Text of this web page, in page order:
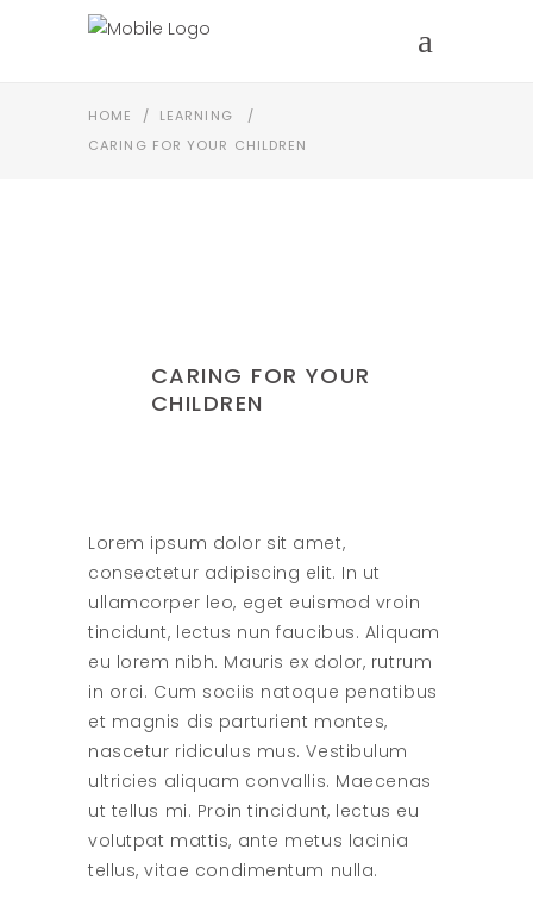
HOME / LEARNING
/
CARING FOR YOUR CHILDREN
CARING FOR YOUR
CHILDREN
Lorem ipsum dolor sit amet,
consectetur adipiscing elit. In ut
ullamcorper leo, eget euismod vroin
tincidunt, lectus nun faucibus. Aliquam
eu lorem nibh. Mauris ex dolor, rutrum
in orci. Cum sociis natoque penatibus
et magnis dis parturient montes,
nascetur ridiculus mus. Vestibulum
ultricies aliquam convallis. Maecenas
ut tellus mi. Proin tincidunt, lectus eu
volutpat mattis, ante metus lacinia
tellus, vitae condimentum nulla.